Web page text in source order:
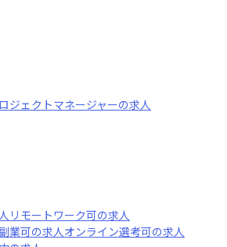
ジェクトマネージャーの求人
リモートワーク可の求人
副業可の求人オンライン選考可の求人